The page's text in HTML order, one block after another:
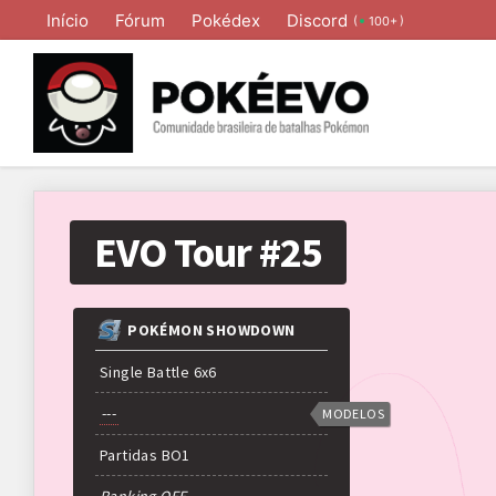
Início Fórum Pokédex Discord ( 100+ )
EVO Tour #25
POKÉMON SHOWDOWN
Single Battle 6x6
---
Partidas BO1
MODELOS